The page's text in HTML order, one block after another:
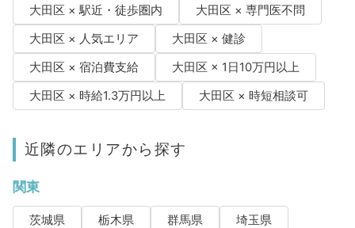
大田区 × 駅近・徒歩圏内
大田区 × 専門医不問
大田区 × 人気エリア
大田区 × 健診
大田区 × 宿泊費支給
大田区 × 1日10万円以上
大田区 × 時給1.3万円以上
大田区 × 時短相談可
近隣のエリアから探す
関東
茨城県 栃木県 群馬県
埼玉県